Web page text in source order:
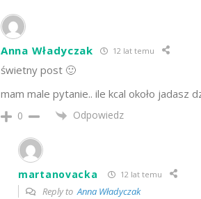
Anna Władyczak 12 lat temu
świetny post 🙂
mam male pytanie.. ile kcal około jadasz
0 Odpowiedz
martanovacka 12 lat temu
Reply toAnna Władyczak